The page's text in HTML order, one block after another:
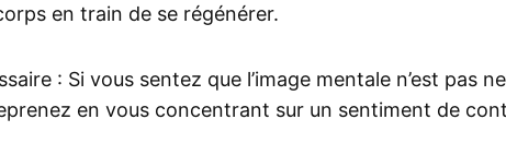
en train de se régénérer.
: Si vous sentez que l’image mentale n’est pas
en vous concentrant sur un sentiment de